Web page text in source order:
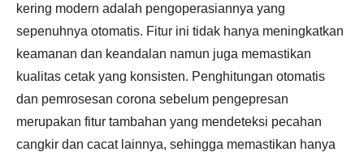
kering modern adalah pengoperasiannya yang
sepenuhnya otomatis. Fitur ini tidak hanya meningkatkan
keamanan dan keandalan namun juga memastikan
kualitas cetak yang konsisten. Penghitungan otomatis
dan pemrosesan corona sebelum pengepresan
merupakan fitur tambahan yang mendeteksi pecahan
cangkir dan cacat lainnya, sehingga memastikan hanya